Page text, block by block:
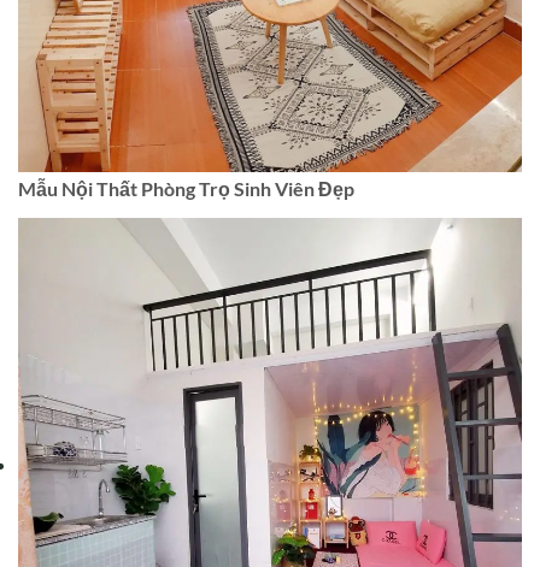
Mẫu Nội Thất Phòng Trọ Sinh Viên Đẹp